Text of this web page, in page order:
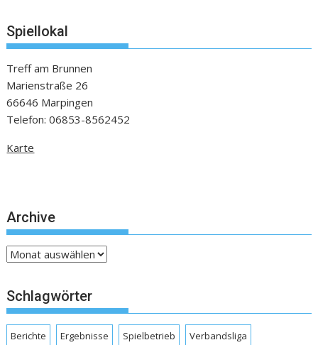
Spiellokal
Treff am Brunnen
Marienstraße 26
66646 Marpingen
Telefon: 06853-8562452
Karte
Archive
Archive
Schlagwörter
Berichte Ergebnisse Spielbetrieb Verbandsliga